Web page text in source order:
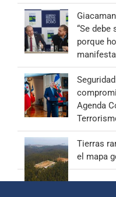
“Se debe
porque
Agenda
Tierras
el mapa